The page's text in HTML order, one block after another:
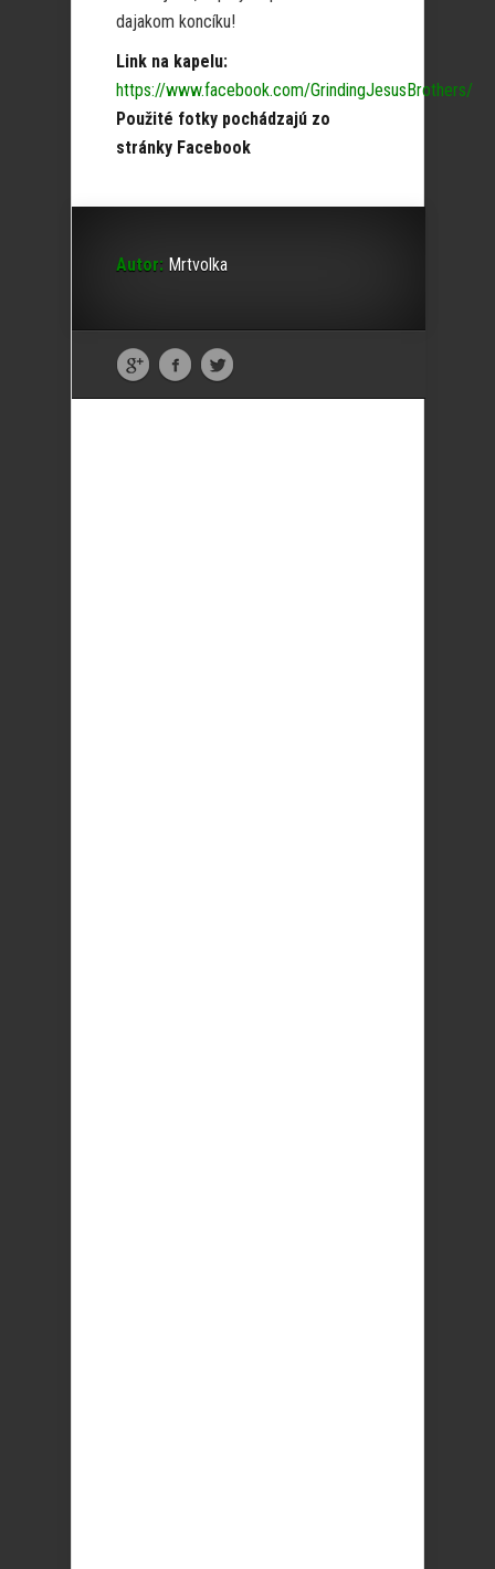
dajakom koncíku!
Link na kapelu:
https://www.facebook.com/GrindingJesusBrothers/
Použité fotky pochádzajú zo
stránky Facebook
Autor: Mrtvolka